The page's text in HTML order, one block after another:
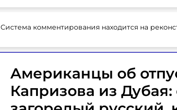
Система комментирования находится на
Американцы об
Капризова из